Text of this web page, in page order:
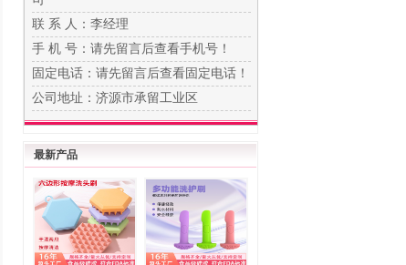
联 系 人：李经理
手 机 号： 请先留言后查看手机号！
固定电话： 请先留言后查看固定电话！
公司地址：济源市承留工业区
最新产品